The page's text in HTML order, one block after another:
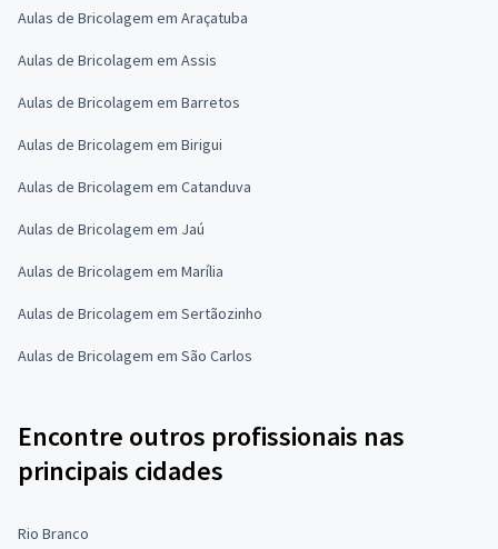
Aulas de Bricolagem em Araçatuba
Aulas de Bricolagem em Assis
Aulas de Bricolagem em Barretos
Aulas de Bricolagem em Birigui
Aulas de Bricolagem em Catanduva
Aulas de Bricolagem em Jaú
Aulas de Bricolagem em Marília
Aulas de Bricolagem em Sertãozinho
Aulas de Bricolagem em São Carlos
Encontre outros profissionais nas
principais cidades
Rio Branco